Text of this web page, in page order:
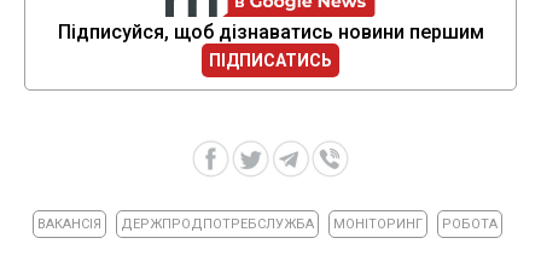
Підписуйся, щоб дізнаватись новини першим
ПІДПИСАТИСЬ
ВАКАНСІЯ ДЕРЖПРОДПОТРЕБСЛУЖБА МОНІТОРИНГ РОБОТА